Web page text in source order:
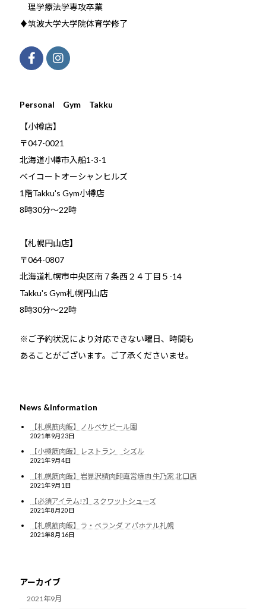
理学療法学専攻卒業
♦筑波大学大学院体育学修了
Personal Gym Takku
【小樽店】
〒047-0021
北海道小樽市入船1-3-1
ベイコートオーシャンヒルズ
1階Takku's Gym小樽店
​8時30分～22時
【札幌円山店】
〒064-0807
北海道札幌市中央区南７条西２４丁目５-14
Takku's Gym札幌円山店
8時30分～22時
※ご予約状況により対応できない曜日、時間も
あることがございます。ご了承くださいませ。
News &Information
【札幌筋肉飯】ノルベサビール園
2021年9月23日
【小樽筋肉飯】レストラン シズル
2021年9月4日
【札幌筋肉飯】岩見沢精肉卸直営焼肉 牛乃家 北口店
2021年9月1日
【必須アイテム!?】スクワットシューズ
2021年8月20日
【札幌筋肉飯】ラ・ベランダ アパホテル札幌
2021年8月16日
アーカイブ
2021年9月